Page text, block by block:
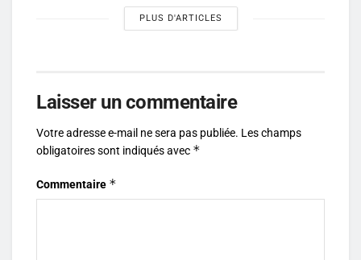
PLUS D'ARTICLES
Laisser un commentaire
Votre adresse e-mail ne sera pas publiée. Les champs
obligatoires sont indiqués avec *
Commentaire *